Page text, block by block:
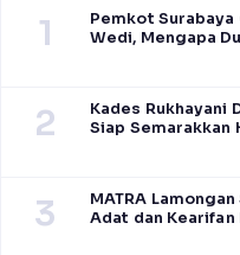
1
Pemkot Surabaya
Wedi, Mengapa
2
Kades Rukhayani
Siap Semarakkan
3
MATRA
Adat dan Kearifan